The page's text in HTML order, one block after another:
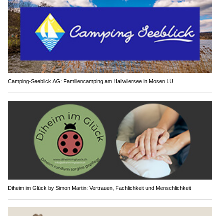
Camping-Seeblick AG: Familiencamping am Hallwilersee in Mosen LU
Diheim im Glück by Simon Martin: Vertrauen, Fachlichkeit und Menschlichkeit